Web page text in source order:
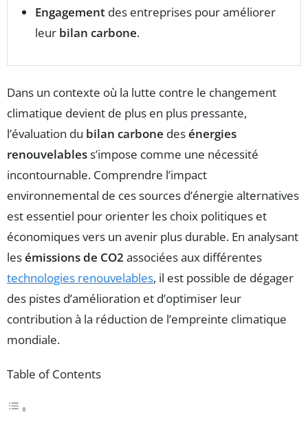
Engagement des entreprises pour améliorer
leur bilan carbone.
Dans un contexte où la lutte contre le changement
climatique devient de plus en plus pressante,
l’évaluation du bilan carbone desénergies
renouvelabless’impose comme une nécessité
incontournable. Comprendre l’impact
environnemental de ces sources d’énergie alternatives
est essentiel pour orienter les choix politiques et
économiques vers un avenir plus durable. En analysant
lesémissions de CO2 associées aux différentes
technologies renouvelables, il est possible de dégager
des pistes d’amélioration et d’optimiser leur
contribution à la réduction de l’empreinte climatique
mondiale.
Table of Contents